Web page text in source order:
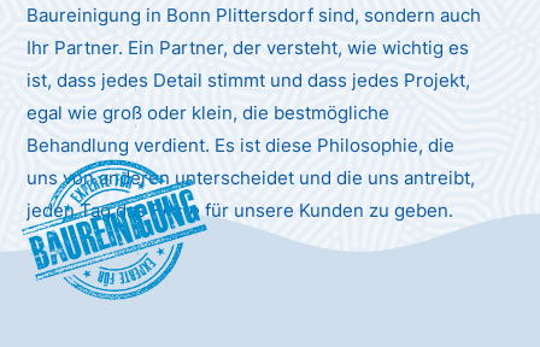
Baureinigung in Bonn Plittersdorf sind, sondern auch
Ihr Partner. Ein Partner, der versteht, wie wichtig es
ist, dass jedes Detail stimmt und dass jedes Projekt,
egal wie groß oder klein, die bestmögliche
Behandlung verdient. Es ist diese Philosophie, die
uns von anderen unterscheidet und die uns antreibt,
jeden Tag das Beste für unsere Kunden zu geben.
Baureinigung